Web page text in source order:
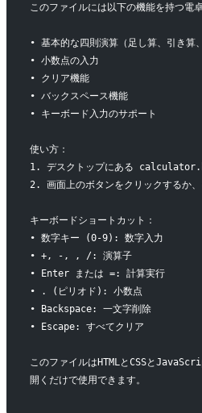
このファイルには以下の機能を持つ電
• 基本的な四則演算（足し算、引き算
• 小数点の入力
• クリア機能
• バックスペース機能
• キーボード入力のサポート
使い方：
1. デスクトップにある
2. 画面上のボタンをクリックするか
キーボードショートカット：
• 数字キー (0-9): 数字入力
• +, -, , /: 演算子
• Enter または =: 計算実行
• . (ピリオド): 小数点
• Backspace: 一文字削除
• Escape: すべてクリア
このファイルはHTMLとCSSと
開くだけで使用できます。